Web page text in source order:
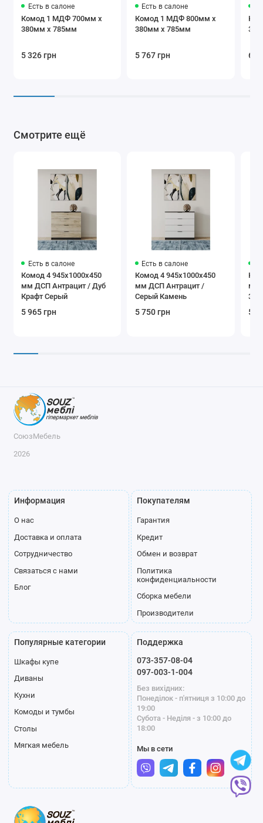
Есть в салоне
Комод 1 МДФ 700мм x
380мм x 785мм
5 326 грн
Есть в салоне
Комод 1 МДФ 800мм x
380мм x 785мм
5 767 грн 6
Смотрите ещё
Есть в салоне
Комод 4 945х1000х450
мм ДСП Антрацит / Дуб
Крафт Серый
5 965 грн
Есть в салоне
Комод 4 945х1000х450
мм ДСП Антрацит /
Серый Камень
5 750 грн
мм
5
СоюзМебель
2026
Информация
О нас
Доставка и оплата
Сотрудничество
Связаться с нами
Блог
Покупателям
Гарантия
Кредит
Обмен и возврат
Политика
конфиденциальности
Сборка мебели
Производители
Популярные категории
Шкафы купе
Диваны
Кухни
Комоды и тумбы
Столы
Мягкая мебель
Поддержка
073-357-08-04
097-003-1-004
Без вихідних:
Понеділок - п'ятниця з 10:00 до
19:00
Субота - Неділя - з 10:00 до
18:00
Мы в сети